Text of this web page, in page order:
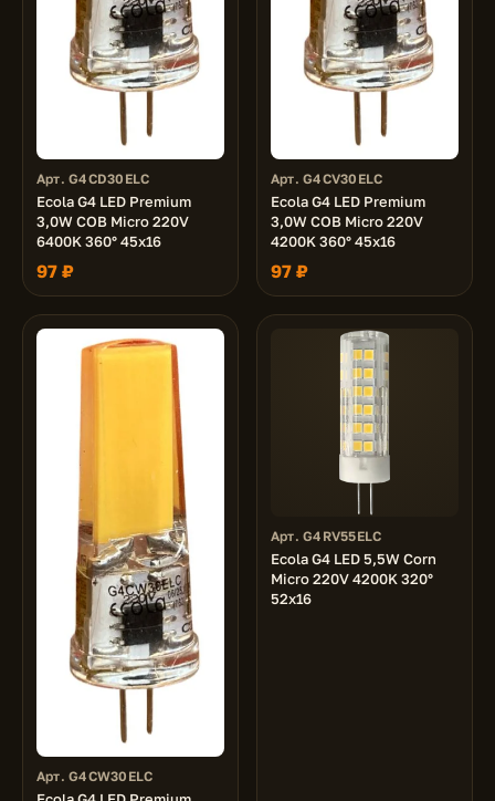
Арт. G4CD30ELC
Ecola G4 LED Premium
3,0W COB Micro 220V
6400K 360° 45x16
97 ₽
Арт. G4CV30ELC
Ecola G4 LED Premium
3,0W COB Micro 220V
4200K 360° 45x16
97 ₽
Арт. G4CW30ELC
Арт. G4RV55ELC
Ecola G4 LED 5,5W Corn
Micro 220V 4200K 320°
52x16